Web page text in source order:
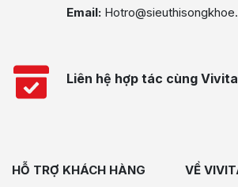
Email:
Liên hệ hợp tác cùng
HỖ TRỢ KHÁCH HÀNG VỀ